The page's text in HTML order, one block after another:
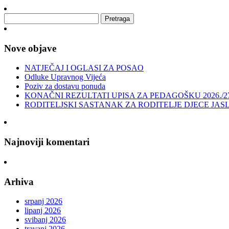
Nove objave
NATJEČAJ I OGLASI ZA POSAO
Odluke Upravnog Vijeća
Poziv za dostavu ponuda
KONAČNI REZULTATI UPISA ZA PEDAGOŠKU 2026./
RODITELJSKI SASTANAK ZA RODITELJE DJECE
Najnoviji komentari
Arhiva
srpanj 2026
lipanj 2026
svibanj 2026